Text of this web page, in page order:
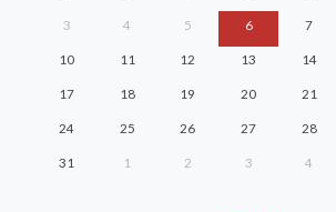
3 4 5 6 7
10 11 12 13 14
17 18 19 20 21
24 25 26 27 28
31 1 2 3 4